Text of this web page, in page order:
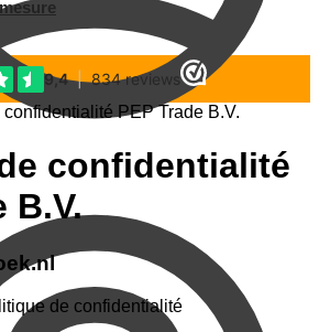
PEP Trade B.V.
confidentialité
B.V.
de confidentialité